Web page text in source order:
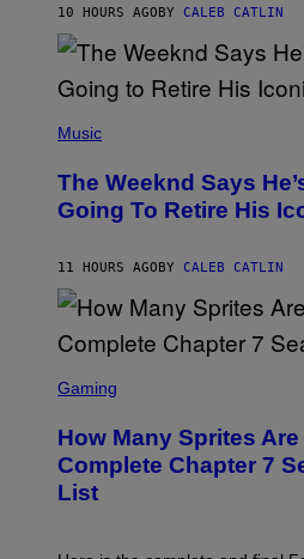
E
)
M
O
E
N
E
D
E
R
E
T
I
M
G
)
10 HOURS AGO BY CALEB CATLIN
P
O
B
E
D
R
B
C
E
R
A
/
G
Music
The Weeknd Says
Going To Retire His
11 HOURS AGO BY CALEB CATLIN
C
E
N
S
Gaming
How Many Sprites
Complete Chapter 7
List